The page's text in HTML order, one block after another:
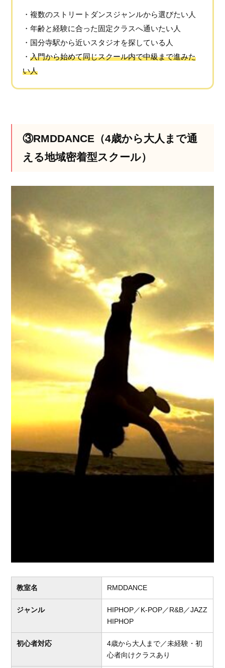
・複数のストリートダンスジャンルから選びたい人
・年齢と経験に合った固定クラスへ通いたい人
・国分寺駅から近いスタジオを探している人
・入門から始めて同じスクール内で中級まで進みた
い人
③RMDDANCE（4歳から大人まで通
える地域密着型スクール）
教室名 RMDDANCE
ジャンル
HIPHOP／K-POP／R&B／JAZZ
HIPHOP
初心者対応
4歳から大人まで／未経験・初
心者向けクラスあり